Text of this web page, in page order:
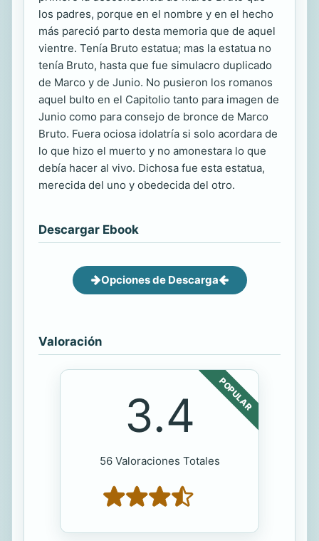
los padres, porque en el nombre y en el hecho
más pareció parto desta memoria que de aquel
vientre. Tenía Bruto estatua; mas la estatua no
tenía Bruto, hasta que fue simulacro duplicado
de Marco y de Junio. No pusieron los romanos
aquel bulto en el Capitolio tanto para imagen de
Junio como para consejo de bronce de Marco
Bruto. Fuera ociosa idolatría si solo acordara de
lo que hizo el muerto y no amonestara lo que
debía hacer al vivo. Dichosa fue esta estatua,
merecida del uno y obedecida del otro.
Descargar Ebook
Opciones de Descarga
Valoración
POPULAR
3.4
56 Valoraciones Totales